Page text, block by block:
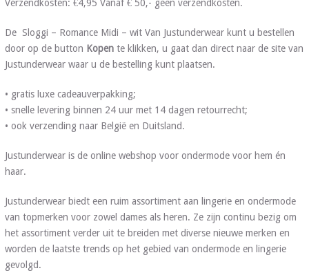
Verzendkosten: €4,95 Vanaf € 50,- geen verzendkosten.
De Sloggi – Romance Midi – wit Van Justunderwear kunt u bestellen
door op de button Kopente klikken, u gaat dan direct naar de site van
Justunderwear waar u de bestelling kunt plaatsen.
• gratis luxe cadeauverpakking;
• snelle levering binnen 24 uur met 14 dagen retourrecht;
• ook verzending naar België en Duitsland.
Justunderwear is de online webshop voor ondermode voor hem én
haar.
Justunderwear biedt een ruim assortiment aan lingerie en ondermode
van topmerken voor zowel dames als heren. Ze zijn continu bezig om
het assortiment verder uit te breiden met diverse nieuwe merken en
worden de laatste trends op het gebied van ondermode en lingerie
gevolgd.